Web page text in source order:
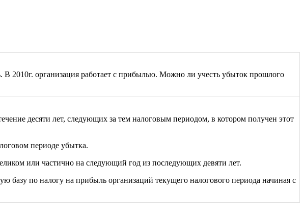
2010г. организация работает с прибылью. Можно ли учесть убыток прошлого
десяти лет, следующих за тем налоговым периодом, в котором получен этот
периоде убытка.
или частично на следующий год из последующих девяти лет.
по налогу на прибыль организаций текущего налогового периода начиная с